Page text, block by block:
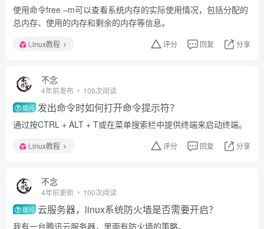
使用命令free –m可以查看系统内存的实际使用情况，包括分配的
总内存、使用的内存和剩余的内存等信息。
Linux教程 评分 回复 分享
不念
4年前发布 109次阅读
提问 发出命令时如何打开命令提示符？
通过按CTRL + ALT + T或在菜单搜索栏中提供终端来启动终端。
Linux教程 评分 回复 分享
不念
4年前更新 100次阅读
提问 云服务器，linux系统防火墙是否需要开启？
我有一台腾讯云服务器，里面有防火墙的策略。